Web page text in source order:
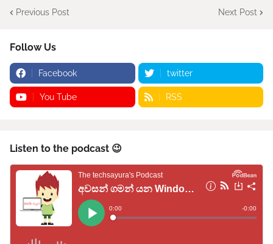
Previous Post Next Post
Follow Us
Facebook twitter
You Tube RSS
Listen to the podcast 😉